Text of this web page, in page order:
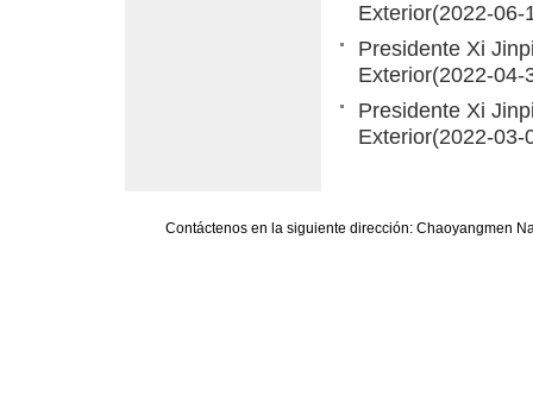
Exterior(2022-06-
Presidente Xi
Exterior(2022-04-
Presidente Xi
Exterior(2022-03-
Contáctenos en la siguiente dirección: Chaoyangmen